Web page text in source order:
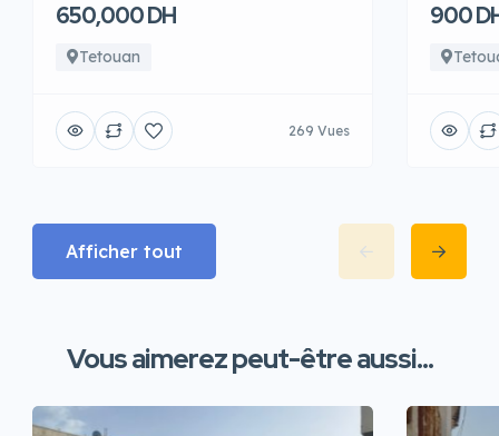
650,000 DH
Tetouan
269 Vues
900
Afficher tout
Vous aimerez peut-être aussi...